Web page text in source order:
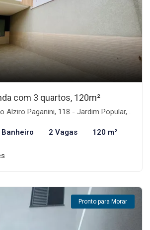
com 3 quartos, 120m²
Paganini, 118 - Jardim Popular, São Paulo-SP
Banheiro 2 Vagas 120 m²
Pronto para Morar